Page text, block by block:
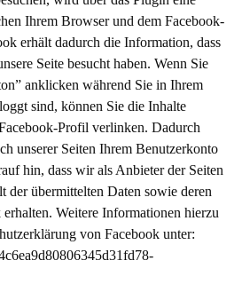
Ihrem Browser und dem Facebook-
erhält dadurch die Information, dass
Seite besucht haben. Wenn Sie
anklicken während Sie in Ihrem
sind, können Sie die Inhalte
Profil verlinken. Dadurch
unserer Seiten Ihrem Benutzerkonto
hin, dass wir als Anbieter der Seiten
der übermittelten Daten sowie deren
Weitere Informationen hierzu
von Facebook unter: